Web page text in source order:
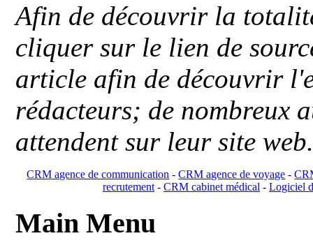
Afin de découvrir la
cliquer sur le lien de
article afin de découvrir
rédacteurs; de nombreux
attendent sur leur site
CRM agence de communication -CRM agence de voyage -
recrutement- CRM cabinet médical- Logiciel
Main Menu